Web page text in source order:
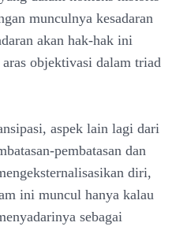
munculnya kesadaran
akan hak-hak ini
objektivasi dalam triad
aspek lain lagi dari
pembatasan dan
diri,
ini muncul hanya kalau
sebagai